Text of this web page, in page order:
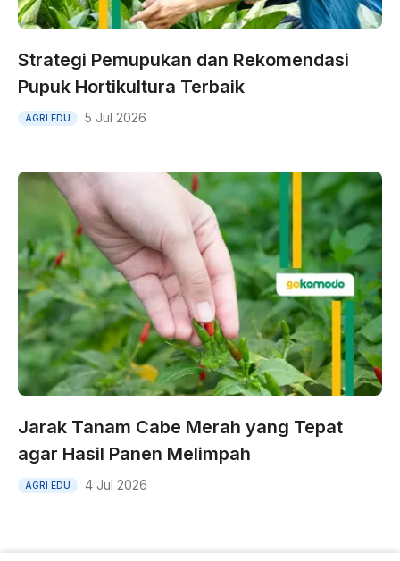
Strategi Pemupukan dan Rekomendasi
Pupuk Hortikultura Terbaik
AGRI EDU 5 Jul 2026
Jarak Tanam Cabe Merah yang Tepat
agar Hasil Panen Melimpah
AGRI EDU 4 Jul 2026